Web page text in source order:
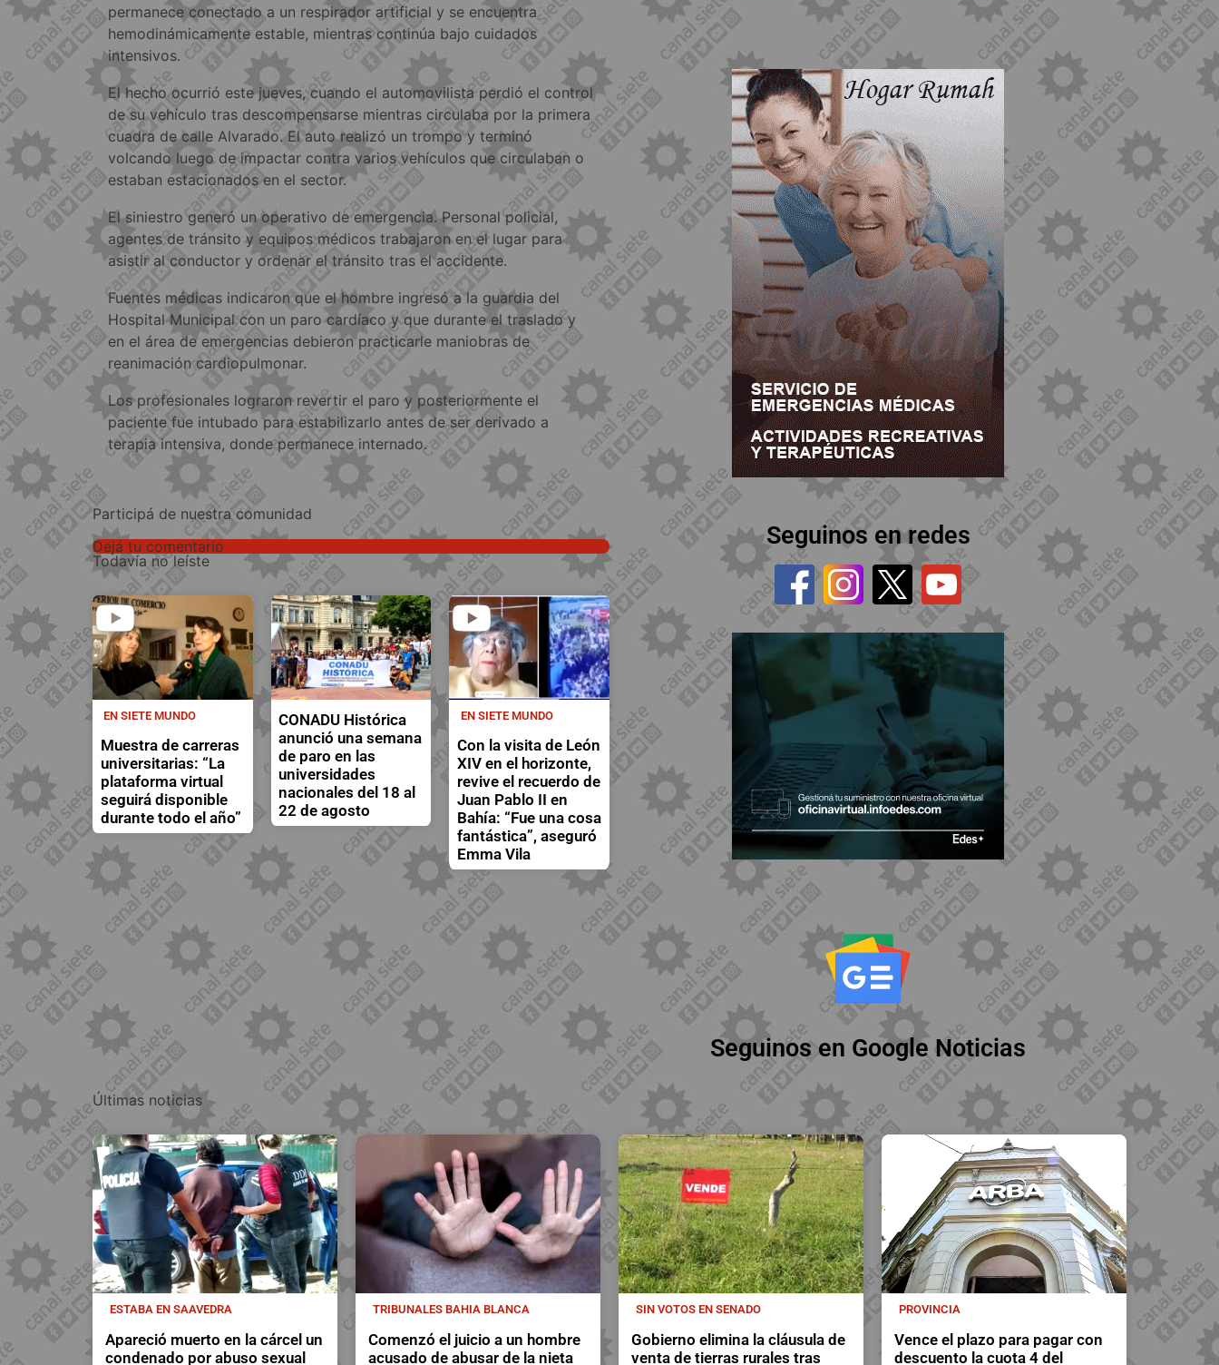
permanece conectado a un respirador artificial y se encuentra
hemodinámicamente estable, mientras continúa bajo cuidados
intensivos.
El hecho ocurrió este jueves, cuando el automovilista perdió el control
de su vehículo tras descompensarse mientras circulaba por la primera
cuadra de calle Alvarado. El auto realizó un trompo y terminó
volcando luego de impactar contra varios vehículos que circulaban o
estaban estacionados en el sector.
El siniestro generó un operativo de emergencia. Personal policial,
agentes de tránsito y equipos médicos trabajaron en el lugar para
asistir al conductor y ordenar el tránsito tras el accidente.
Fuentes médicas indicaron que el hombre ingresó a la guardia del
Hospital Municipal con un paro cardíaco y que durante el traslado y
en el área de emergencias debieron practicarle maniobras de
reanimación cardiopulmonar.
Los profesionales lograron revertir el paro y posteriormente el
paciente fue intubado para estabilizarlo antes de ser derivado a
terapia intensiva, donde permanece internado.
Participá de nuestra comunidad
Dejá tu comentario
Todavía no leíste
EN SIETE MUNDO
Muestra de carreras
universitarias: “La
plataforma virtual
seguirá disponible
durante todo el año”
CONADU Histórica
anunció una semana
de paro en las
universidades
nacionales del 18 al
22 de agosto
EN SIETE MUNDO
Con la visita de León
XIV en el horizonte,
revive el recuerdo de
Juan Pablo II en
Bahía: “Fue una cosa
fantástica”, aseguró
Emma Vila
Seguinos en redes
Seguinos en Google Noticias
Últimas noticias
ESTABA EN SAAVEDRA
Apareció muerto en la cárcel un
condenado por abuso sexual
TRIBUNALES BAHIA BLANCA
Comenzó el juicio a un hombre
acusado de abusar de la nieta
SIN VOTOS EN SENADO
Gobierno elimina la cláusula de
venta de tierras rurales tras
PROVINCIA
Vence el plazo para pagar con
descuento la cuota 4 del